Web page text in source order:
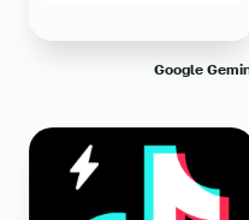
Google